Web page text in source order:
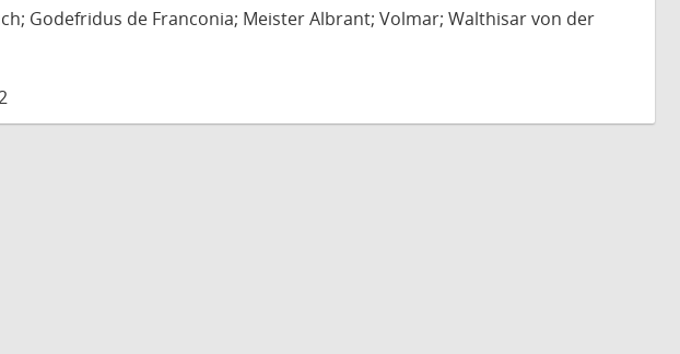
Godefridus de Franconia; Meister Albrant; Volmar; Walthisar von der